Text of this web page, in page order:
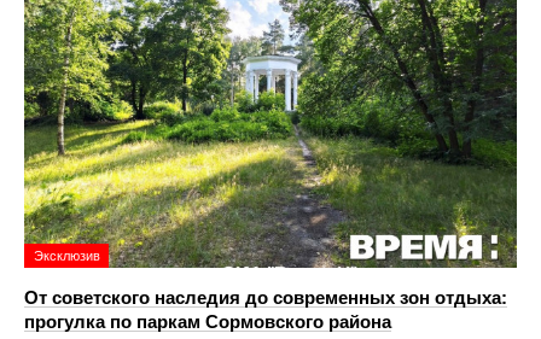
Эксклюзив
От советского наследия до современных зон отдыха:
прогулка по паркам Сормовского района